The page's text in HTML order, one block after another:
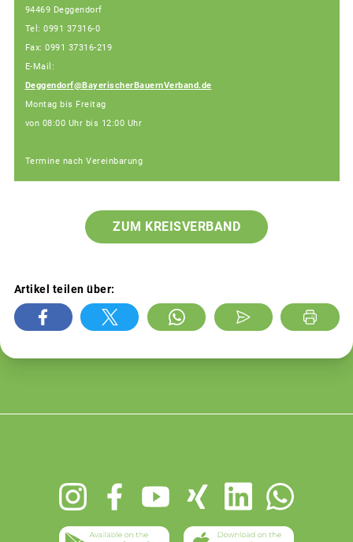
94469 Deggendorf
Tel: 0991 37316-0
Fax: 0991 37316-219
E-Mail:
Deggendorf@BayerischerBauernVerband.de
Montag bis Freitag
von 08:00 Uhr bis 12:00 Uhr
Termine nach Vereinbarung
ZUM KREISVERBAND
Artikel teilen über: